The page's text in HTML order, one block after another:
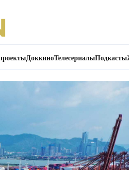
ДоккиноТелесериалыПодкасты